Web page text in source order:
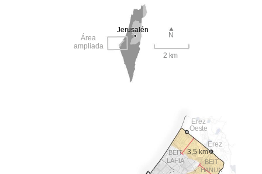
Jerusalén
N
Área
ampliada
2 km
Erez
Oeste
Erez
3,5 km
BEIT
LAHIA
BEIT
HANUN